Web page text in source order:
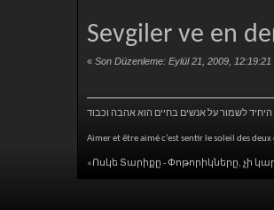
Sevgiler ve en
« Son Düzenleme: Eylül 21, 2009,
לשמור על אנשים בחיים הוא אהבה וכבוד
Aimer et être aimé c’est sentir le soleil des deux
«Ոսկե Տարիքը - Փոթորիկները, չի